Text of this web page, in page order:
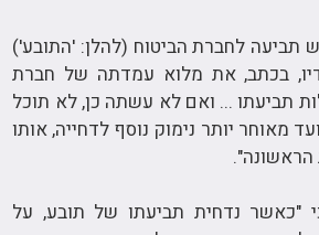
תביעה לחברת הביטוח (להלן: 'התובע')
בכתב, את מלוא עמדתה של חברת
תביעתו ... ואם לא עשתה כן, לא תוכל
מאוחר יותר נימוק נוסף לדחייה, אותו
הראשונה".
"כאשר נדחית תביעתו של תובע, על